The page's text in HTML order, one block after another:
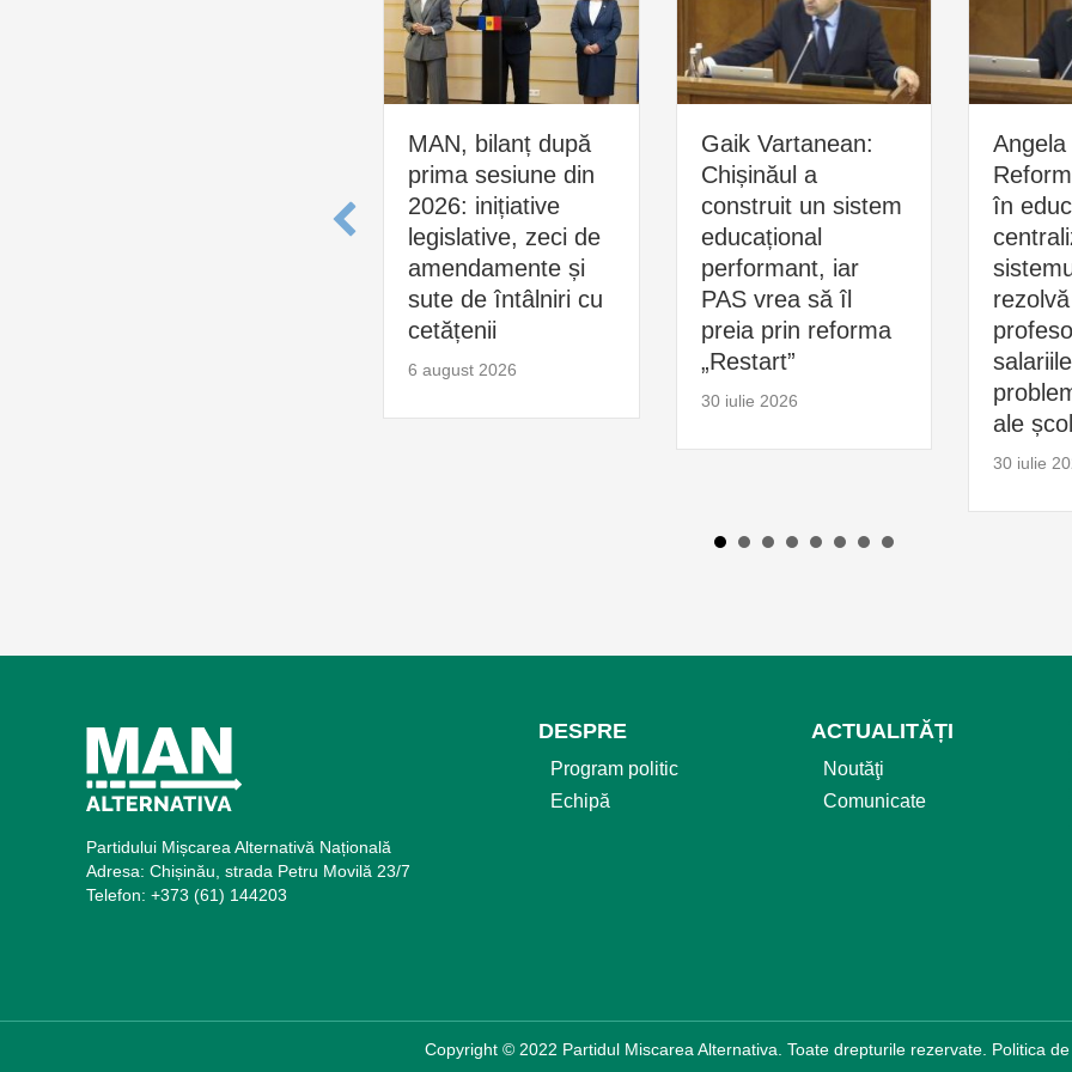
MAN, bilanț după
prima sesiune din
2026: inițiative
legislative, zeci de
amendamente și
sute de întâlniri cu
cetățenii
6 august 2026
Gaik Vartanean:
Chișinăul a
construit un sistem
educațional
performant, iar
PAS vrea să îl
preia prin reforma
„Restart”
30 iulie 2026
în
ale
30 iulie
Partidului Mișcarea Alternativă Națională
Adresa: Chișinău, strada Petru Movilă 23/7
Telefon: +373 (61) 144203
DESPRE
Program politic
Echipă
ACTUALITĂȚI
Noutăţi
Comunicate
Copyright © 2022 Partidul Miscarea Alternativa. Toate drepturile rezervate. Politica